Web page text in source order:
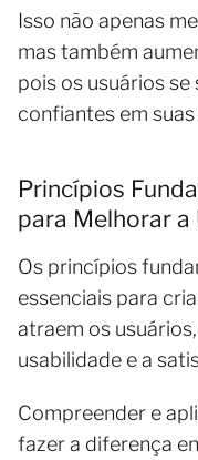
Isso não apenas
mas também
pois os usuários
confiantes em
Princípios
para Melhorar
Os princípios
essenciais para
atraem os
usabilidade e a
Compreender e
fazer a diferença